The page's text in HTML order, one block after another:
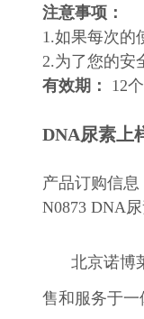
注意事项：
1.如果每次的
2.为了您的安
有效期：
12
DNA尿素上
产品订购信息
N0873 DNA
北京诺博
售和服务于